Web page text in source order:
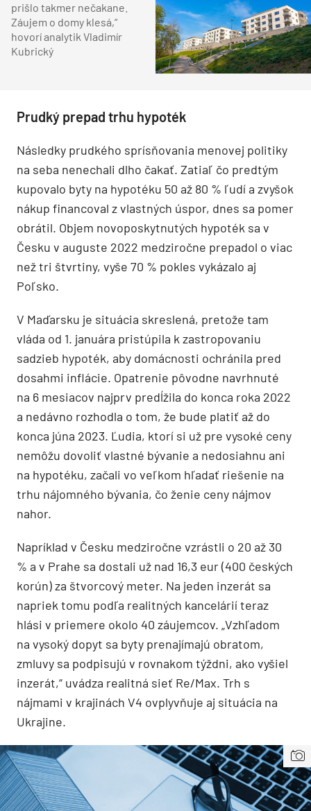
prišlo takmer nečakane.
Záujem o domy klesá,“
hovorí analytik Vladimír
Kubrický
Prudký prepad trhu hypoték
Následky prudkého sprísňovania menovej politiky
na seba nenechali dlho čakať. Zatiaľ čo predtým
kupovalo byty na hypotéku 50 až 80 % ľudí a zvyšok
nákup financoval z vlastných úspor, dnes sa pomer
obrátil. Objem novoposkytnutých hypoték sa v
Česku v auguste 2022 medziročne prepadol o viac
než tri štvrtiny, vyše 70 % pokles vykázalo aj
Poľsko.
V Maďarsku je situácia skreslená, pretože tam
vláda od 1. januára pristúpila k zastropovaniu
sadzieb hypoték, aby domácnosti ochránila pred
dosahmi inflácie. Opatrenie pôvodne navrhnuté
na 6 mesiacov najprv predĺžila do konca roka 2022
a nedávno rozhodla o tom, že bude platiť až do
konca júna 2023. Ľudia, ktorí si už pre vysoké ceny
nemôžu dovoliť vlastné bývanie a nedosiahnu ani
na hypotéku, začali vo veľkom hľadať riešenie na
trhu nájomného bývania, čo ženie ceny nájmov
nahor.
Napríklad v Česku medziročne vzrástli o 20 až 30
% a v Prahe sa dostali už nad 16,3 eur (400 českých
korún) za štvorcový meter. Na jeden inzerát sa
napriek tomu podľa realitných kancelárií teraz
hlási v priemere okolo 40 záujemcov. „Vzhľadom
na vysoký dopyt sa byty prenajímajú obratom,
zmluvy sa podpisujú v rovnakom týždni, ako vyšiel
inzerát,“ uvádza realitná sieť Re/Max. Trh s
nájmami v krajinách V4 ovplyvňuje aj situácia na
Ukrajine.